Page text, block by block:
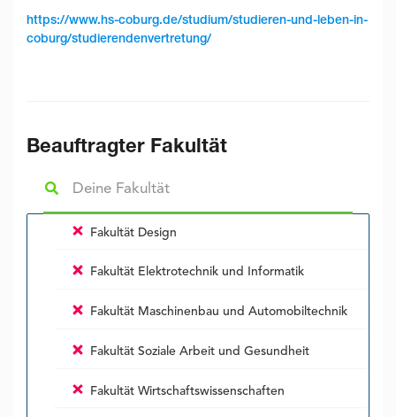
https://www.hs-coburg.de/studium/studieren-und-leben-in-
coburg/studierendenvertretung/
Beauftragter Fakultät
Fakultät Design
Fakultät Elektrotechnik und Informatik
Fakultät Maschinenbau und Automobiltechnik
Fakultät Soziale Arbeit und Gesundheit
Fakultät Wirtschaftswissenschaften